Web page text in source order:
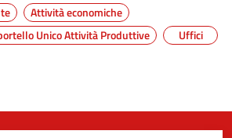
Attività economiche
Unico Attività Produttive Uffici